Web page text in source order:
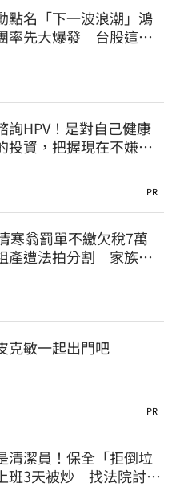
點名「下一波浪潮」鴻
率先大爆發 台股這族
詢HPV！是對自己健康
投資，把握現在不嫌
PR
寒翁罰單不繳欠稅7萬
產遭法拍分割 家族按
克敏一起出門吧
PR
清潔員！保全「拒倒垃
班3天被炒 找法院討公